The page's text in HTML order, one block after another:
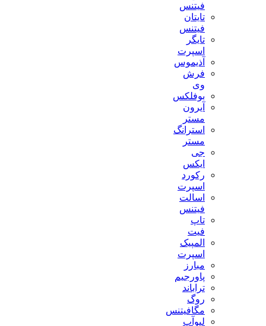
فیتنس
تایتان
فیتنس
تایگر
اسپرت
آذیموس
فرش
بوفلکس
آیرون
استرانگ
جی
رکورد
اسپرت
اسالت
فیتنس
تاپ
المپیک
اسپرت
مبارز
پاورجیم
تراباند
روگ
مگافیتنس
لیوآپ